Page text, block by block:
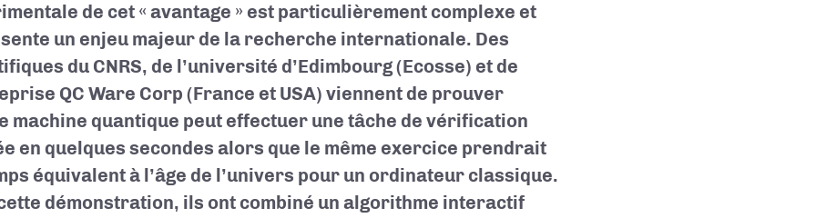
de cet « avantage » est particulièrement complexe et
un enjeu majeur de la recherche internationale. Des
du CNRS, de l’université d’Edimbourg (Ecosse) et de
QC Ware Corp (France et USA) viennent de prouver
machine quantique peut effectuer une tâche de vérification
en quelques secondes alors que le même exercice prendrait
équivalent à l’âge de l’univers pour un ordinateur classique.
démonstration, ils ont combiné un algorithme interactif